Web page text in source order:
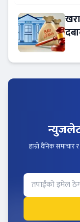
हाम्रो दैनिक